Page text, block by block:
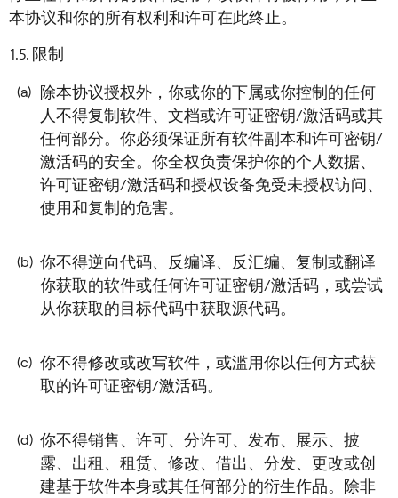
本协议和你的所有权利和许可在此终止。
限制
(a) 除本协议授权外，你或你的下属或你控制的任何
人不得复制软件、文档或许可证密钥/激活码或其
任何部分。你必须保证所有软件副本和许可密钥/
激活码的安全。你全权负责保护你的个人数据、
许可证密钥/激活码和授权设备免受未授权访问、
使用和复制的危害。
(b) 你不得逆向代码、反编译、反汇编、复制或翻译
你获取的软件或任何许可证密钥/激活码，或尝试
从你获取的目标代码中获取源代码。
(c) 你不得修改或改写软件，或滥用你以任何方式获
取的许可证密钥/激活码。
(d) 你不得销售、许可、分许可、发布、展示、披
露、出租、租赁、修改、借出、分发、更改或创
建基于软件本身或其任何部分的衍生作品。除非